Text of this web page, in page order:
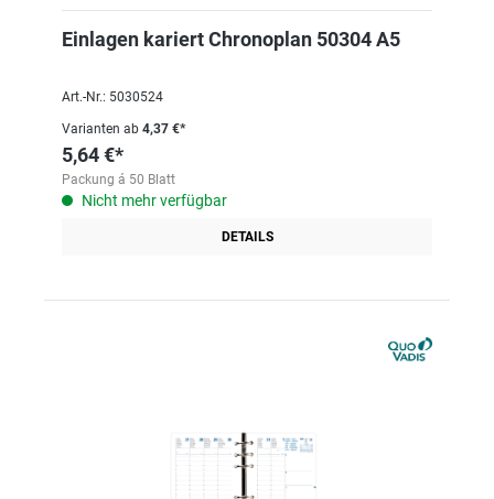
Einlagen kariert Chronoplan 50304 A5
Art.-Nr.: 5030524
Varianten ab 4,37 €*
5,64 €*
Packung á 50 Blatt
Nicht mehr verfügbar
DETAILS